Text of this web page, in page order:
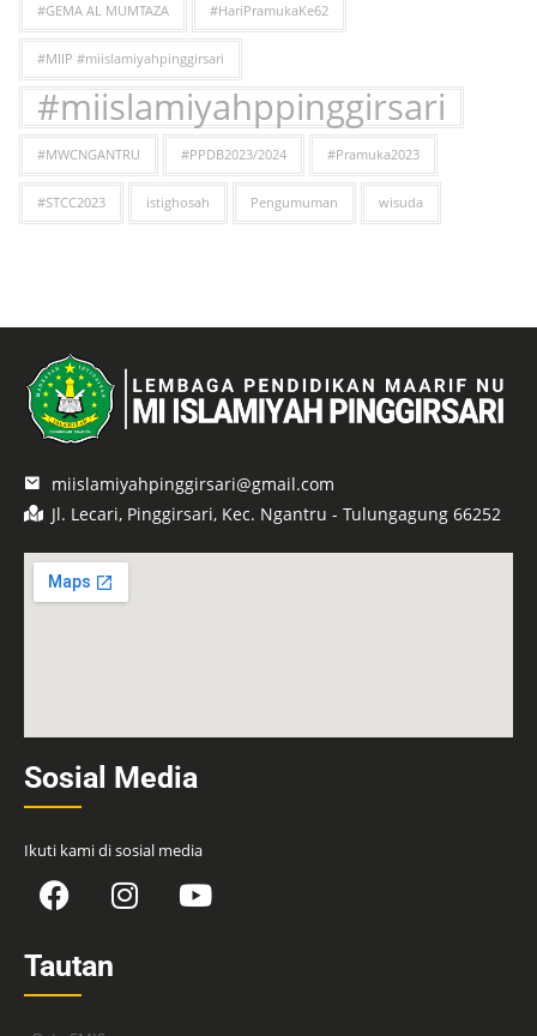
#GEMA AL MUMTAZA #HariPramukaKe62
#MIIP #miislamiyahpinggirsari
#miislamiyahppinggirsari
#MWCNGANTRU #PPDB2023/2024 #Pramuka2023
#STCC2023 istighosah Pengumuman wisuda
miislamiyahpinggirsari@gmail.com
Jl. Lecari, Pinggirsari, Kec. Ngantru - Tulungagung 66252
Sosial Media
Ikuti kami di sosial media
Tautan